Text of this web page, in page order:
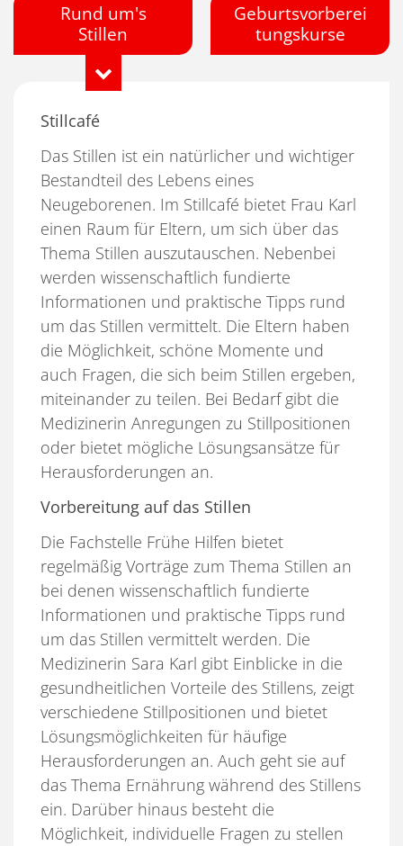
Rund um's
Stillen
Stillcafé
Das Stillen ist ein natürlicher und wichtiger
Bestandteil des Lebens eines
Neugeborenen. Im Stillcafé bietet Frau Karl
einen Raum für Eltern, um sich über das
Thema Stillen auszutauschen. Nebenbei
werden wissenschaftlich fundierte
Informationen und praktische Tipps rund
um das Stillen vermittelt. Die Eltern haben
die Möglichkeit, schöne Momente und
auch Fragen, die sich beim Stillen ergeben,
miteinander zu teilen. Bei Bedarf gibt die
Medizinerin Anregungen zu Stillpositionen
oder bietet mögliche Lösungsansätze für
Herausforderungen an.
Vorbereitung auf das Stillen
Die Fachstelle Frühe Hilfen bietet
regelmäßig Vorträge zum Thema Stillen an
bei denen wissenschaftlich fundierte
Informationen und praktische Tipps rund
um das Stillen vermittelt werden. Die
Medizinerin Sara Karl gibt Einblicke in die
gesundheitlichen Vorteile des Stillens, zeigt
verschiedene Stillpositionen und bietet
Lösungsmöglichkeiten für häufige
Herausforderungen an. Auch geht sie auf
das Thema Ernährung während des Stillens
ein. Darüber hinaus besteht die
Möglichkeit, individuelle Fragen zu stellen
Geburtsvorberei
tungskurse